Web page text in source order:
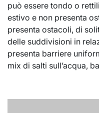
può essere tondo o
estivo e non presenta
presenta ostacoli, di
delle suddivisioni in
presenta barriere
mix di salti sull’acqua,